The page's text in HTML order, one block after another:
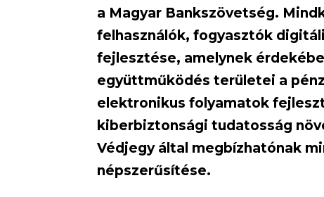
a Magyar Bankszövetség.
felhasználók, fogyasztók
fejlesztése, amelynek
együttműködés területei a
elektronikus folyamatok
kiberbiztonsági tudatosság
Védjegy által megbízhatónak
népszerűsítése.